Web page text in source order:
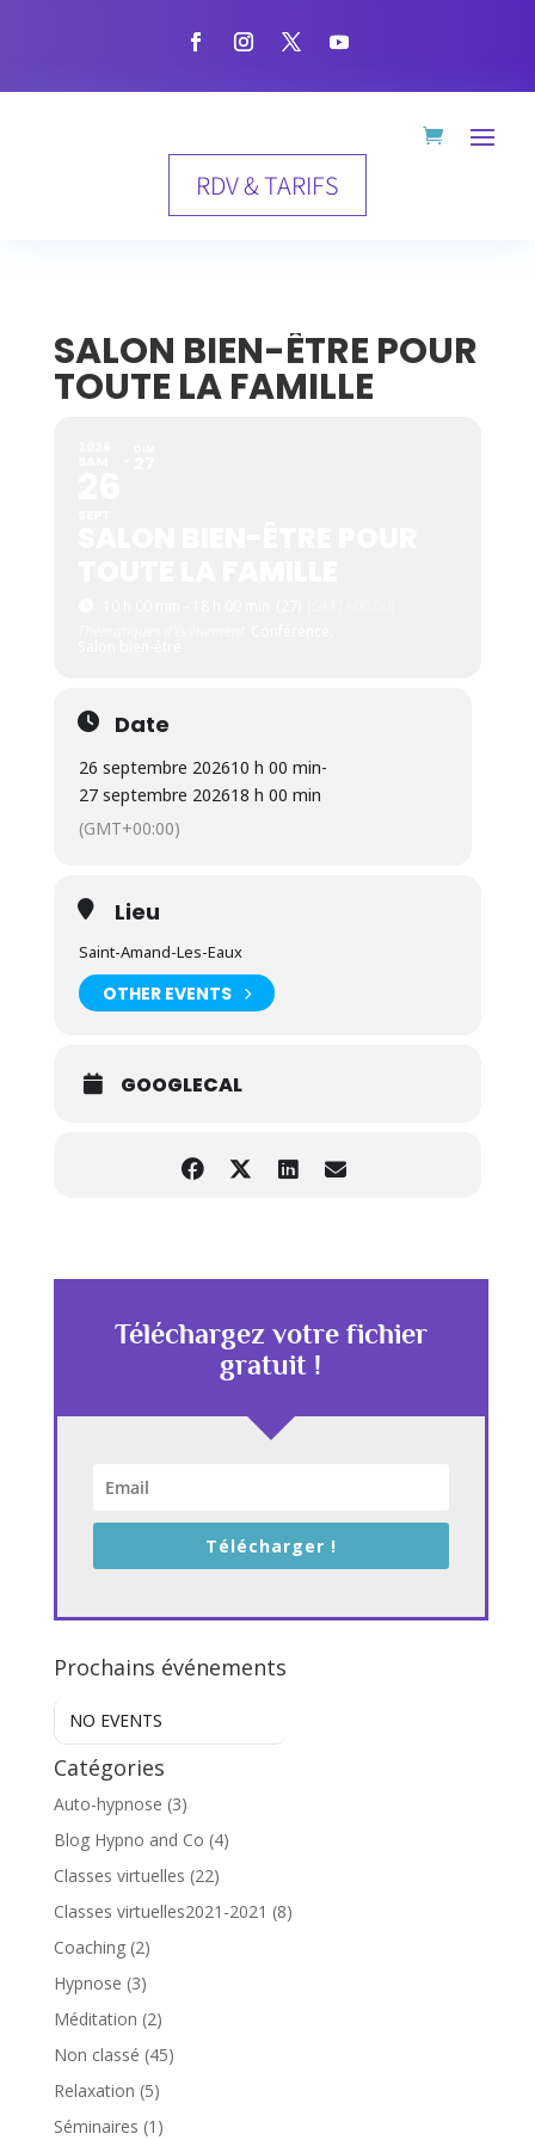
RDV & TARIFS
SALON BIEN-ÊTRE POUR
TOUTE LA FAMILLE
Date
26 septembre 202610 h 00 min-
27 septembre 202618 h 00 min
(GMT+00:00)
Lieu
Saint-Amand-Les-Eaux
OTHER EVENTS
GOOGLECAL
Téléchargez votre fichier
gratuit !
Télécharger !
Prochains événements
NO EVENTS
Catégories
Auto-hypnose (3)
Blog Hypno and Co (4)
Classes virtuelles (22)
Classes virtuelles2021-2021 (8)
Coaching(2)
Hypnose (3)
Méditation (2)
Non classé (45)
Relaxation (5)
Séminaires (1)